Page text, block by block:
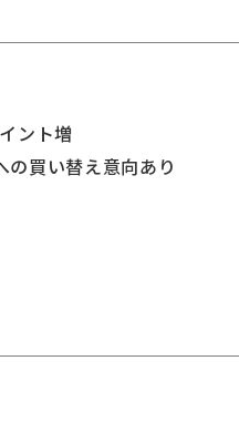
ント増
買い替え意向あり